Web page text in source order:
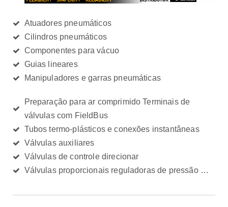
Atuadores pneumáticos​
Cilindros pneumáticos​
Componentes para vácuo​
Guias lineares​
Manipuladores e garras pneumáticas​
Preparação para ar comprimido Terminais de
válvulas com FieldBus ​
Tubos termo-plásticos e conexões instantâneas​
Válvulas auxiliares​
Válvulas de controle direcionar​
Válvulas proporcionais reguladoras de pressão …​